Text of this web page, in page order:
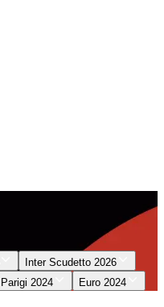
Inter Scudetto 2026
2024 Euro 2024